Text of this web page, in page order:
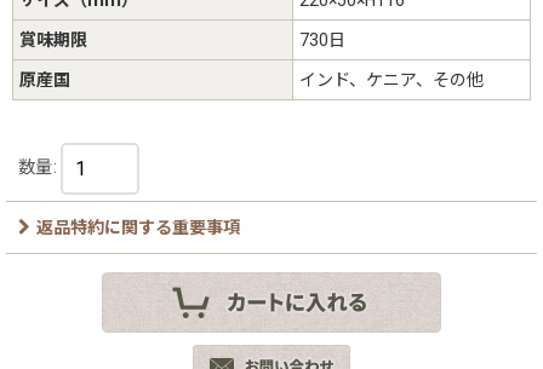
賞味期限 730日
原産国 インド、ケニア、その他
数量:
返品特約に関する重要事項